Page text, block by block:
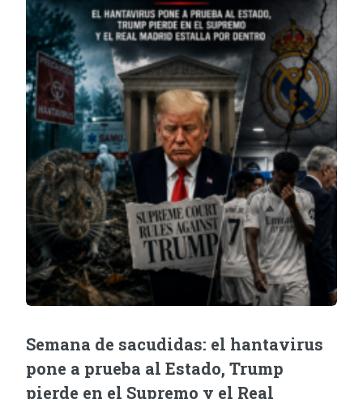
Semana de sacudidas: el hantavirus
pone a prueba al Estado, Trump
pierde en el Supremo y el Real